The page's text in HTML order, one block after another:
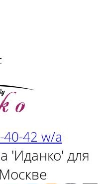
40-42 w/a
'Иданко' для